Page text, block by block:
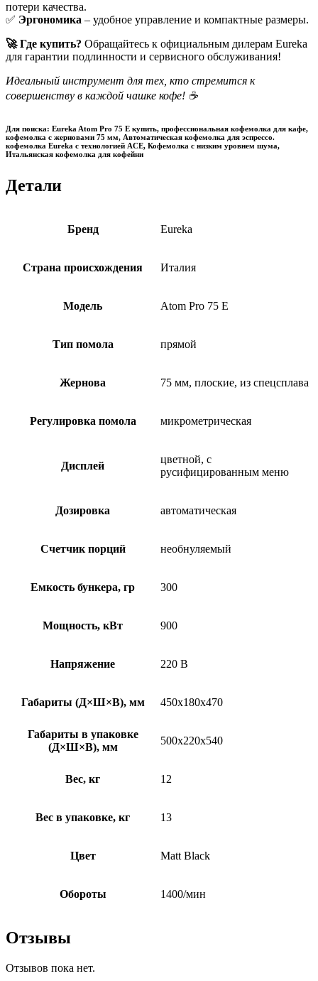
потери качества.
✅ Эргономика – удобное управление и компактные размеры.
🚀 Где купить? Обращайтесь к официальным дилерам Eureka
для гарантии подлинности и сервисного обслуживания!
Идеальный инструмент для тех, кто стремится к
совершенству в каждой чашке кофе! ☕
Для поиска: Eureka Atom Pro 75 E купить, профессиональная кофемолка для кафе,
кофемолка с жерновами 75 мм, Автоматическая кофемолка для эспрессо.
кофемолка Eureka с технологией ACE, Кофемолка с низким уровнем шума,
Итальянская кофемолка для кофейни
Детали
Бренд Eureka
Страна происхождения Италия
Модель Atom Pro 75 E
Тип помола прямой
Жернова 75 мм, плоские, из спецсплава
Регулировка помола микрометрическая
Дисплей
цветной, с
русифицированным меню
Дозировка автоматическая
Счетчик порций необнуляемый
Емкость бункера, гр 300
Мощность, кВт 900
Напряжение 220 В
Габариты (Д×Ш×В), мм 450х180х470
Габариты в упаковке
(Д×Ш×В), мм
500х220х540
Вес, кг 12
Вес в упаковке, кг 13
Цвет Matt Black
Обороты 1400/мин
Отзывы
Отзывов пока нет.